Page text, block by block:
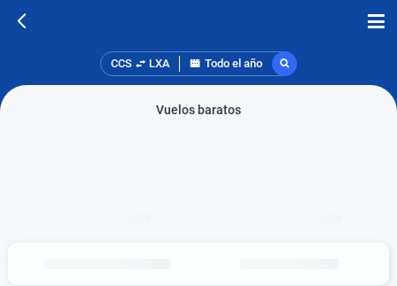
CCS LXA Todo el año
Vuelos baratos